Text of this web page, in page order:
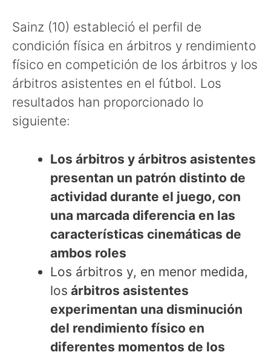
Sainz (10) estableció el perfil de
condición física en árbitros y rendimiento
físico en competición de los árbitros y los
árbitros asistentes en el fútbol. Los
resultados han proporcionado lo
siguiente:
Los árbitros y árbitros asistentes
presentan un patrón distinto de
actividad durante el juego, con
una marcada diferencia en las
características cinemáticas de
ambos roles
Los árbitros y, en menor medida,
los árbitros asistentes
experimentan una disminución
del rendimiento físico en
diferentes momentos de los